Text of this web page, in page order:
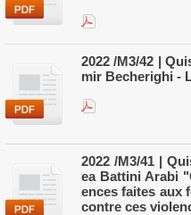
2022 /M3/42 |
mir Becherighi -
2022 /M3/41 |
ea Battini Arabi
ences faites aux
contre ces